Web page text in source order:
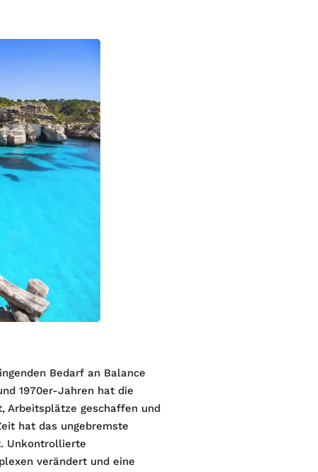
Bedarf an Balance
1970er-Jahren hat die
Arbeitsplätze geschaffen und
hat das ungebremste
Unkontrollierte
verändert und eine